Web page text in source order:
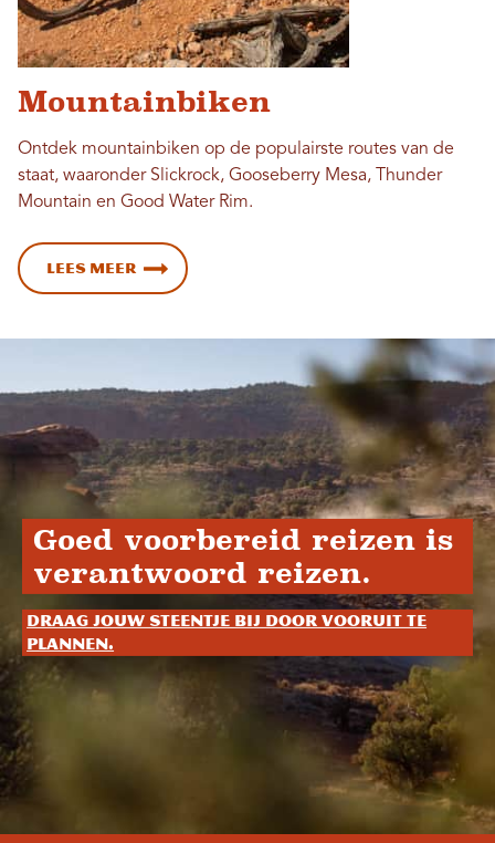
Mountainbiken
Ontdek mountainbiken op de populairste routes van de
staat, waaronder Slickrock, Gooseberry Mesa, Thunder
Mountain en Good Water Rim.
Lees meer
Goed voorbereid reizen is
verantwoord reizen.
Draag jouw steentje bij door vooruit te
plannen.